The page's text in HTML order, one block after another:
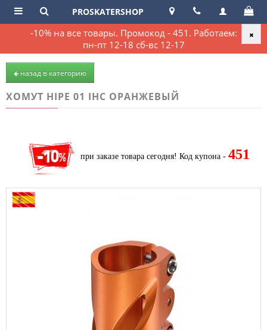
-10% на все товары. Промокод - 451. Работаем:
пн-пт 12-18 сб-вс 12-17
PROSKATERSHOP
назад в категорию
ХОМУТ HIPE 01 IHC ОРАНЖЕВЫЙ
при заказе товара сегодня! Код купона - 451